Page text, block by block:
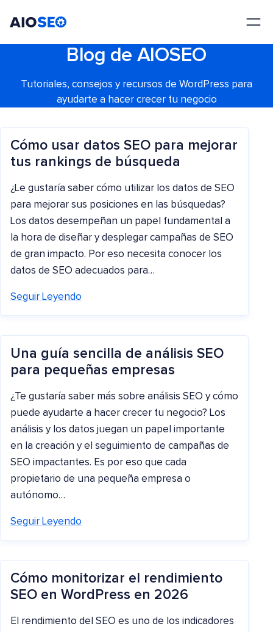
Blog de AIOSEO
Tutoriales, consejos y recursos de WordPress para
ayudarte a hacer crecer tu negocio
Cómo usar datos SEO para mejorar
tus rankings de búsqueda
¿Le gustaría saber cómo utilizar los datos de SEO
para mejorar sus posiciones en las búsquedas?
Los datos desempeñan un papel fundamental a
la hora de diseñar y desplegar campañas de SEO
de gran impacto. Por eso necesita conocer los
datos de SEO adecuados para…
Seguir Leyendo
Una guía sencilla de análisis SEO
para pequeñas empresas
¿Te gustaría saber más sobre análisis SEO y cómo
puede ayudarte a hacer crecer tu negocio? Los
análisis y los datos juegan un papel importante
en la creación y el seguimiento de campañas de
SEO impactantes. Es por eso que cada
propietario de una pequeña empresa o
autónomo…
Seguir Leyendo
Cómo monitorizar el rendimiento
SEO en WordPress en 2026
El rendimiento del SEO es uno de los indicadores